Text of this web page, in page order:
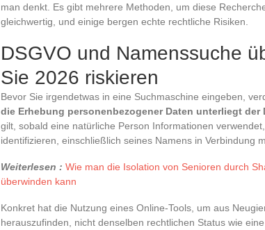
man denkt. Es gibt mehrere Methoden, um diese
gleichwertig, und einige bergen echte rechtliche Risiken.
DSGVO und Namenssuche
Sie 2026 riskieren
Bevor Sie irgendetwas in eine Suchmaschine eingeben,
die Erhebung personenbezogener Daten unterliegt der
gilt, sobald eine natürliche Person Informationen
identifizieren, einschließlich seines Namens in Verbindung
Weiterlesen : Wie man die Isolation von Senioren durch
überwinden kann
Konkret hat die Nutzung eines Online-Tools, um aus
herauszufinden, nicht denselben rechtlichen Status wie